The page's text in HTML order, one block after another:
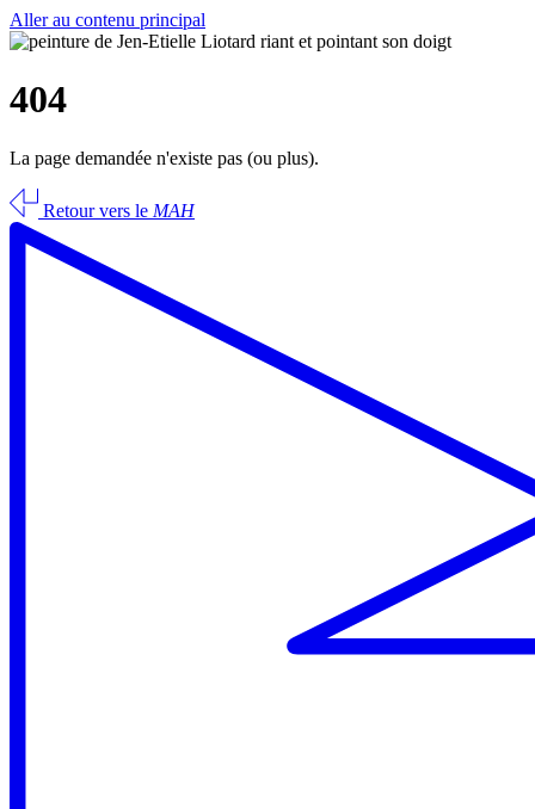
Aller au contenu principal
404
La page demandée n'existe pas (ou plus).
Retour vers le MAH